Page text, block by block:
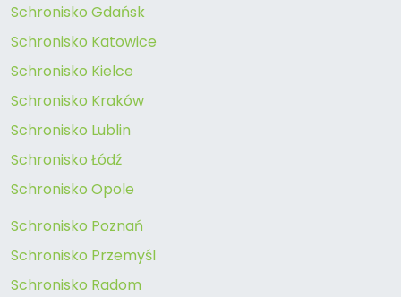
Schronisko Gdańsk
Schronisko Katowice
Schronisko Kielce
Schronisko Kraków
Schronisko Lublin
Schronisko Łódź
Schronisko Opole
Schronisko Poznań
Schronisko Przemyśl
Schronisko Radom